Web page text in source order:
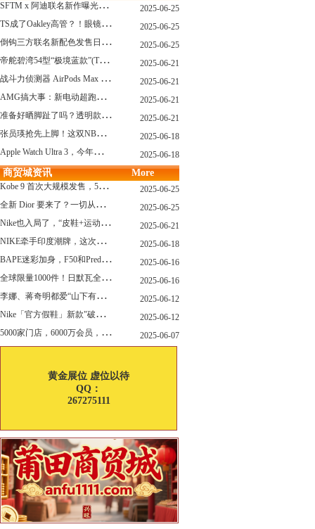
S
FTM x 阿迪联名新作曝光，「超薄底」风格才是今年最大黑马？ 2025-06-25
T
S成了Oakley高管？！眼镜圈要变天了 2025-06-25
倒
钩三方联名新配色发售日确认，Travis Scott x Chase B 即将登场！ 2025-06-25
帝
舵碧湾54型“极境蓝款”(TUDOR Black Bay 54) 2025-06-21
战
斗力侦测器 AirPods Max 保护壳？？ 龙珠Z x CASETiFY 联名系列发布 2025-06-21
A
MG搞大事：新电动超跑模拟V8声浪 2025-06-21
准
备好晒脚趾了吗？透明款 AF1 要回归了 2025-06-21
张
员瑛抢先上脚！这双NB一看就要火 2025-06-18
A
pple Watch Ultra 3，今年秋天真的要来了？ 2025-06-18
商贸城资讯 More
K
obe 9 首次大规模发售，5双科比新款将同时上线！ 2025-06-25
全
新 Dior 要来了？一切从这只托特包开始说起！ 2025-06-25
N
ike也入局了，“皮鞋+运动鞋”风潮，你喜欢哪一款？ 2025-06-21
N
IKE牵手印度潮牌，这次真的不一样 2025-06-18
B
APE迷彩加身，F50和Predator迎来全新联名 2025-06-16
全
球限量1000件！日默瓦全新多功能设计凳来了 2025-06-16
李
娜、蒋奇明都爱“山下有松”！东方美学包袋，为什么引领风向？ 2025-06-12
N
ike「官方假鞋」新款"破防退出游戏"曝光，确认发售 2025-06-12
5
000家门店，6000万会员，30亿“内衣大王”大手笔分红！ 2025-06-07
黄金展位 虚位以待
QQ：
267275111